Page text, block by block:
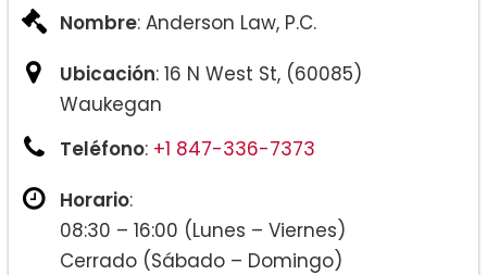
Nombre: Anderson Law, P.C.
Ubicación: 16 N West St, (60085)
Waukegan
Teléfono: +1 847-336-7373
Horario:
08:30 – 16:00 (Lunes – Viernes)
Cerrado (Sábado – Domingo)